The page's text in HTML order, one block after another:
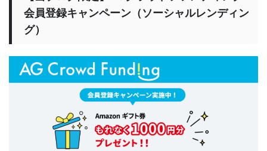
会員登録キャンペーン（ソーシャルレンディン
グ）